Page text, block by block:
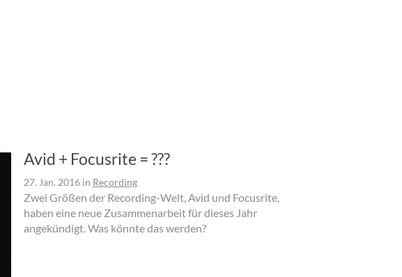
Avid + Focusrite = ???
27. Jan. 2016in Recording
Zwei Größen der Recording-Welt, Avid und Focusrite,
haben eine neue Zusammenarbeit für dieses Jahr
angekündigt. Was könnte das werden?